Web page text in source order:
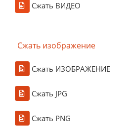
Сжать ВИДЕО
Сжать изображение
Сжать ИЗОБРАЖЕНИЕ
Сжать JPG
Сжать PNG